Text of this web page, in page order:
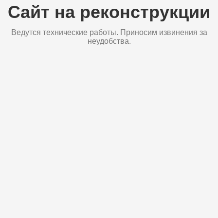
Сайт на реконструкции
Ведутся технические работы. Приносим извинения за
неудобства.